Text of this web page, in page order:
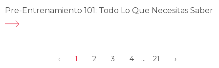
Pre-Entrenamiento 101: Todo Lo Que Necesitas Saber
‹ 1 2 3 4 ... 21 ›